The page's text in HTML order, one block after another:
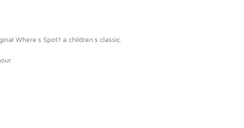
Where`s Spot? a children`s classic.